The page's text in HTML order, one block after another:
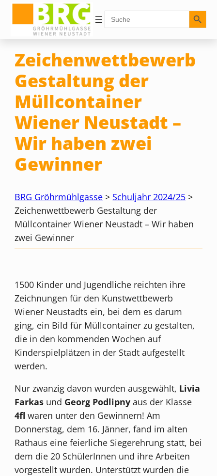
Inhalt
springen
Search
for:
Search Button
Zeichenwettbewerb
Gestaltung der
Müllcontainer
Wiener Neustadt –
Wir haben zwei
Gewinner
BRG Gröhrmühlgasse > Schuljahr 2024/25 >
Zeichenwettbewerb Gestaltung der
Müllcontainer Wiener Neustadt – Wir haben
zwei Gewinner
1500 Kinder und Jugendliche reichten ihre
Zeichnungen für den Kunstwettbewerb
Wiener Neustadts ein, bei dem es darum
ging, ein Bild für Müllcontainer zu gestalten,
die in den kommenden Wochen auf
Kinderspielplätzen in der Stadt aufgestellt
werden.
Nur zwanzig davon wurden ausgewählt, Livia
Farkas und Georg Podlipny aus der Klasse
4flwaren unter den Gewinnern! Am
Donnerstag, dem 16. Jänner, fand im alten
Rathaus eine feierliche Siegerehrung statt, bei
dem die 20 SchülerInnen und ihre Arbeiten
vorgestellt wurden. Unterstützt wurden die